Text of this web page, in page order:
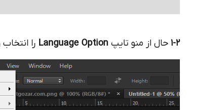
1-2 حال از منو تایپ Language Option را